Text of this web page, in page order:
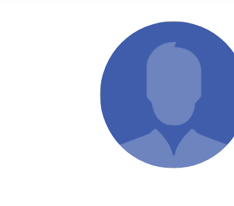
Біблійне консультування